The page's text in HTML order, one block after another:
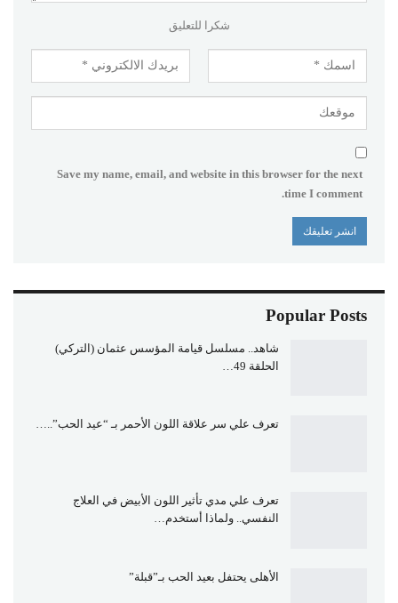
شكرا للتعليق
Save my name, email, and website in this browser for the next
time I comment.
Popular Posts
شاهد.. مسلسل قيامة المؤسس عثمان (التركي)
الحلقة 49…
تعرف علي سر علاقة اللون الأحمر بـ “عيد الحب”..…
تعرف علي مدي تأثير اللون الأبيض في العلاج
النفسي.. ولماذا أستخدم…
الأهلى يحتفل بعيد الحب بـ”قبلة”